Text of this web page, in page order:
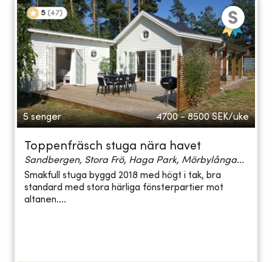
5 (47)
5 senger 4700 - 8500 SEK/uke
Toppenfräsch stuga nära havet
Sandbergen, Stora Frö, Haga Park, Mörbylånga...
Smakfull stuga byggd 2018 med högt i tak, bra
standard med stora härliga fönsterpartier mot
altanen....